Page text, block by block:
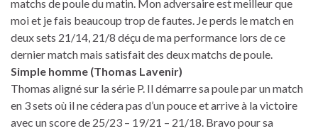
matchs de poule du matin. Mon adversaire est meilleur que
moi et je fais beaucoup trop de fautes. Je perds le match en
deux sets 21/14, 21/8 déçu de ma performance lors de ce
dernier match mais satisfait des deux matchs de poule.
Simple homme (Thomas Lavenir)
Thomas aligné sur la série P. Il démarre sa poule par un match
en 3 sets où il ne cédera pas d’un pouce et arrive à la victoire
avec un score de 25/23 – 19/21 – 21/18. Bravo pour sa